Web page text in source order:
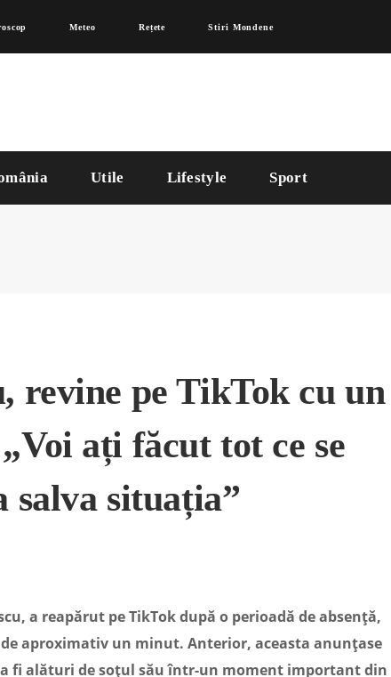
Meteo Rețete Stiri Mondene
Utile Lifestyle Sport
revine pe TikTok cu un
ați făcut tot ce se
salva situația”
a reapărut pe TikTok după o perioadă de absență,
aproximativ un minut. Anterior, aceasta anunțase
fi alături de soțul său într-un moment important din